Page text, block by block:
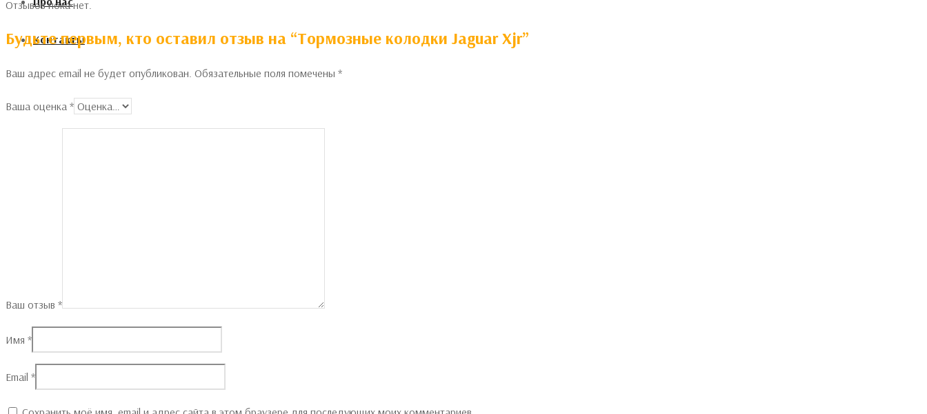
Контакты
Отзывов пока нет.
Будьте первым, кто оставил отзыв на “Тормозные колодки Jaguar Xjr”
Ваш адрес email не будет опубликован. Обязательные поля помечены *
Ваша оценка *
Ваш отзыв *
Имя *
Email *